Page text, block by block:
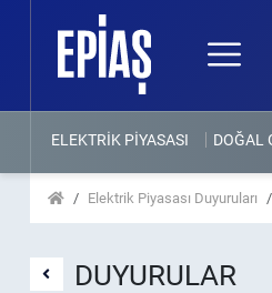
ELEKTRİK PİYASASI DOĞAL
Elektrik Piyasası Duyuruları
DUYURULAR